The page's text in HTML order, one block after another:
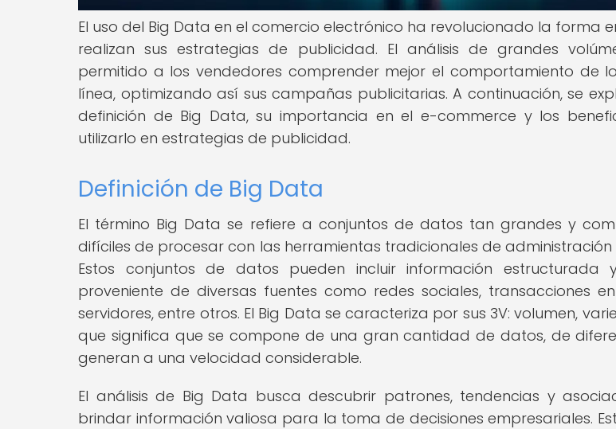
El uso del Big Data en el comercio electrónico ha revolucionado la forma
realizan sus estrategias de publicidad. El análisis de grandes
permitido a los vendedores comprender mejor el comportamiento de
línea, optimizando así sus campañas publicitarias. A continuación, se
definición de Big Data, su importancia en el e-commerce y los
utilizarlo en estrategias de publicidad.
Definición de Big Data
El término Big Data se refiere a conjuntos de datos tan grandes y
difíciles de procesar con las herramientas tradicionales de
Estos conjuntos de datos pueden incluir información estructurada
proveniente de diversas fuentes como redes sociales, transacciones
servidores, entre otros. El Big Data se caracteriza por sus 3V: volumen,
que significa que se compone de una gran cantidad de datos, de
generan a una velocidad considerable.
El análisis de Big Data busca descubrir patrones, tendencias y
brindar información valiosa para la toma de decisiones empresariales.